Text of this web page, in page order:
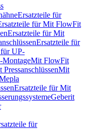
Ersatzteile für
für Mit FlowFit
Ersatzteile für Mit
Ersatzteile für
UP-
MontageMit FlowFit
Mit
Ersatzteile für Mit
Geberit
für